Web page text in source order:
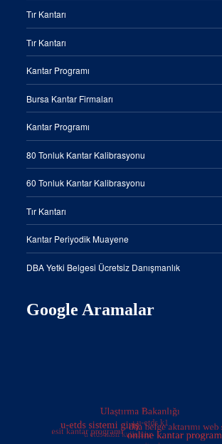
Tır Kantarı
Tır Kantarı
Kantar Programı
Bursa Kantar Firmaları
Kantar Programı
80 Tonluk Kantar Kalibrasyonu
60 Tonluk Kantar Kalibrasyonu
Tır Kantarı
Kantar Periyodik Muayene
DBA Yetki Belgesi Ücretsiz Danışmanlık
Google Aramalar